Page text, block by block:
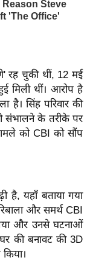
रह चुकी थीं, 12 मई
मिली थीं। आरोप है
है। सिंह परिवार की
संभालने के तरीके पर
को CBI को सौंप
यहाँ बताया गया
और समर्थ CBI
और उनसे घटनाओं
की बनावट की 3D